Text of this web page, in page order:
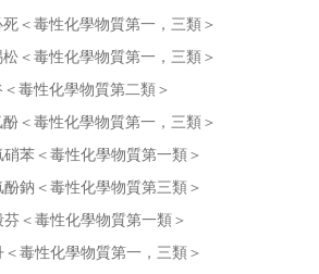
死＜毒性化學物質第一，三類＞
＜毒性化學物質第一，三類＞
毒性化學物質第二類＞
酚＜毒性化學物質第一，三類＞
硝苯＜毒性化學物質第一類＞
酚鈉＜毒性化學物質第三類＞
芬＜毒性化學物質第一類＞
＜毒性化學物質第一，三類＞